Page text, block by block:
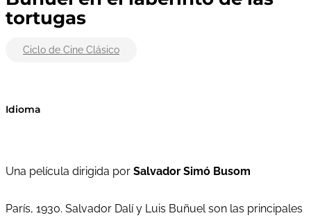
tortugas
Ciclo de Cine Clásico
Idioma
Una película dirigida por Salvador Simó Busom
París, 1930. Salvador Dalí y Luis Buñuel son las principales